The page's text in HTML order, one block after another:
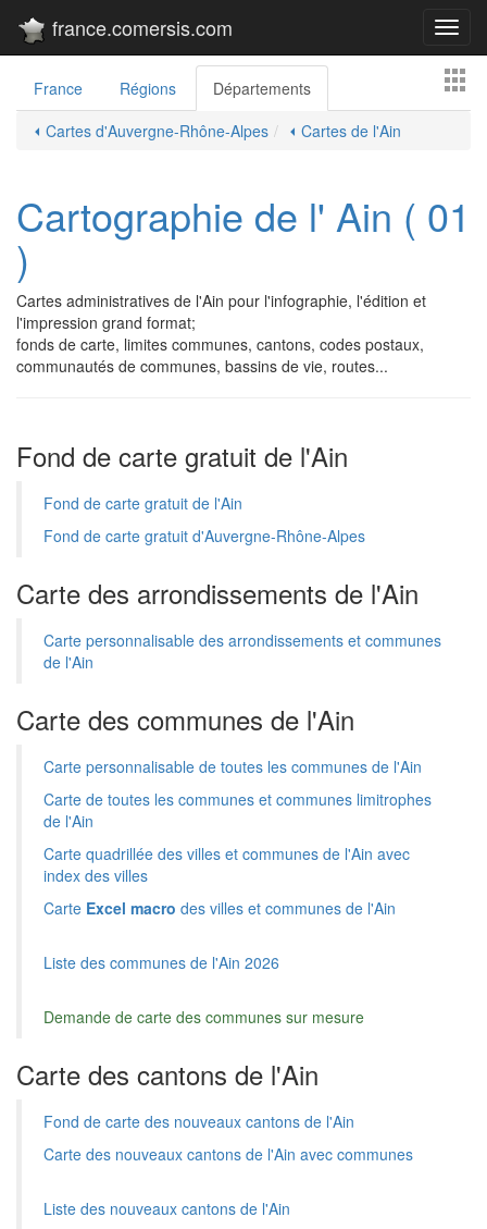
france.comersis.com
France Régions
Départements
⏴ Cartes d'Auvergne-Rhône-Alpes
⏴ Cartes de l'Ain
Cartographie de l' Ain ( 01
)
Cartes administratives de l'Ain pour l'infographie, l'édition et
l'impression grand format;
fonds de carte, limites communes, cantons, codes postaux,
communautés de communes, bassins de vie, routes...
Fond de carte gratuit de l'Ain
Fond de carte gratuit de l'Ain
Fond de carte gratuit d'Auvergne-Rhône-Alpes
Carte des arrondissements de l'Ain
Carte personnalisable des arrondissements et communes
de l'Ain
Carte des communes de l'Ain
Carte personnalisable de toutes les communes de l'Ain
Carte de toutes les communes et communes limitrophes
de l'Ain
Carte quadrillée des villes et communes de l'Ain avec
index des villes
Carte Excel macro des villes et communes de l'Ain
Liste des communes de l'Ain 2026
Demande de carte des communes sur mesure
Carte des cantons de l'Ain
Fond de carte des nouveaux cantons de l'Ain
Carte des nouveaux cantons de l'Ain avec communes
Liste des nouveaux cantons de l'Ain